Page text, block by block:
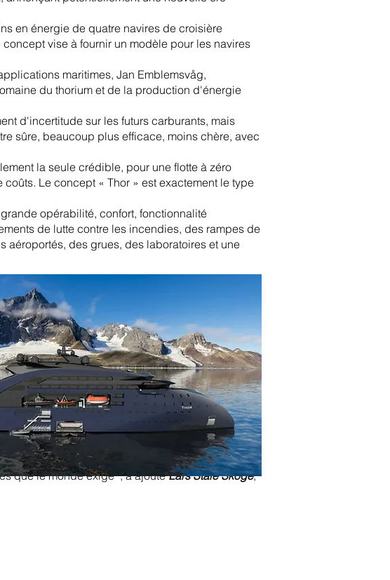
en énergie de quatre navires de croisière
vise à fournir un modèle pour les navires
maritimes, Jan Emblemsvåg,
du thorium et de la production d'énergie
d'incertitude sur les futurs carburants, mais
sûre, beaucoup plus efficace, moins chère, avec
la seule crédible, pour une flotte à zéro
Le concept « Thor » est exactement le type
opérabilité, confort, fonctionnalité
de lutte contre les incendies, des rampes de
aéroportés, des grues, des laboratoires et une
que le monde exige" , a ajoutéLars Ståle Skoge,